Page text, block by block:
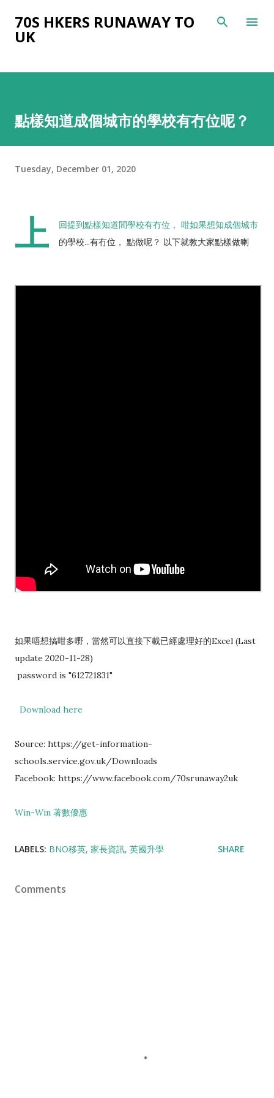
Skip to main content
70S HKERS RUNAWAY TO
UK
點樣知道成個城市的學校有冇位呢？
Tuesday, December 01, 2020
上
回提到點樣知道間學校有冇位， 咁如果想知成個城市
的學校...有冇位， 點做呢？ 以下就教大家點樣做喇
如果唔想搞咁多嘢，當然可以直接下載已經處理好的Excel (Last
update 2020-11-28)
password is "612721831"
Download here
Source: https://get-information-
schools.service.gov.uk/Downloads
Facebook: https://www.facebook.com/70srunaway2uk
Win-Win 著數優惠
LABELS: BNO移英 家長資訊 英國升學 SHARE
Comments